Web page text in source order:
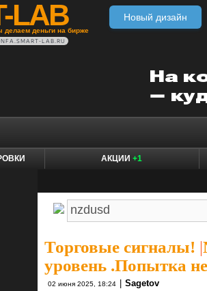
LAB
делаем деньги на бирже
Новый дизайн
LAB.RU
АКЦИИ +1
Торговые сигналы! |
уровень .Попытка
02 июня 2025, 18:24 Sagetov